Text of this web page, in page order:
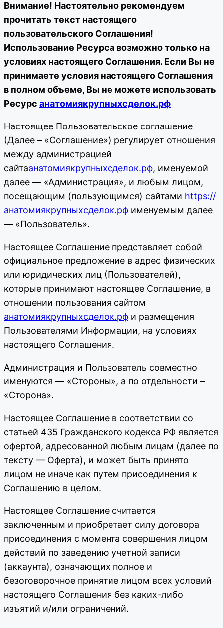
Внимание! Настоятельно рекомендуем
прочитать текст настоящего
пользовательского Соглашения!
Использование Ресурса возможно только на
условиях настоящего Соглашения. Если Вы не
принимаете условия настоящего Соглашения
в полном объеме, Вы не можете использовать
Ресурс анатомиякрупныхсделок.рф
Настоящее Пользовательское соглашение
(Далее – «Соглашение») регулирует отношения
между администрацией
сайтаанатомиякрупныхсделок.рф, именуемой
далее — «Администрация», и любым лицом,
посещающим (пользующимся) сайтами https://
анатомиякрупныхсделок.рф именуемым далее
— «Пользователь».
Настоящее Соглашение представляет собой
официальное предложение в адрес физических
или юридических лиц (Пользователей),
которые принимают настоящее Соглашение, в
отношении пользования сайтом
анатомиякрупныхсделок.рф и размещения
Пользователями Информации, на условиях
настоящего Соглашения.
Администрация и Пользователь совместно
именуются — «Стороны», а по отдельности –
«Сторона».
Настоящее Соглашение в соответствии со
статьей 435 Гражданского кодекса РФ является
офертой, адресованной любым лицам (далее по
тексту — Оферта), и может быть принято
лицом не иначе как путем присоединения к
Соглашению в целом.
Настоящее Соглашение считается
заключенным и приобретает силу договора
присоединения с момента совершения лицом
действий по заведению учетной записи
(аккаунта), означающих полное и
безоговорочное принятие лицом всех условий
настоящего Соглашения без каких-либо
изъятий и/или ограничений.